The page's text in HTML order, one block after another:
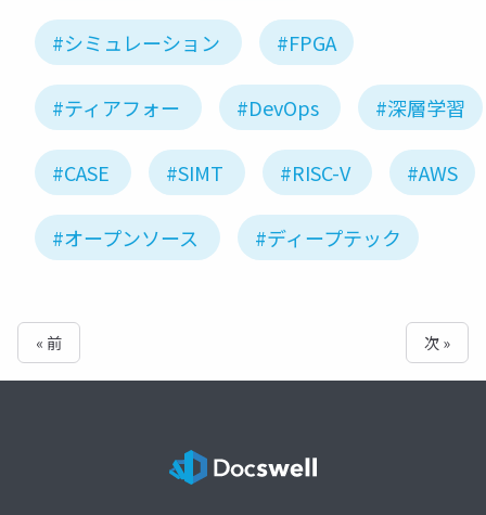
#シミュレーション #FPGA
#ティアフォー #DevOps #深層学習
#CASE #SIMT #RISC-V #AWS
#オープンソース #ディープテック
« 前 次 »